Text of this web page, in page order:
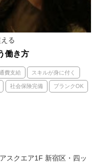
る
働き方
費支給 スキルが身に付く
社会保険完備 ブランクOK
スクエア1F 新宿区・四ッ